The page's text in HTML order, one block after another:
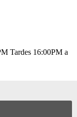
Tardes 16:00PM a